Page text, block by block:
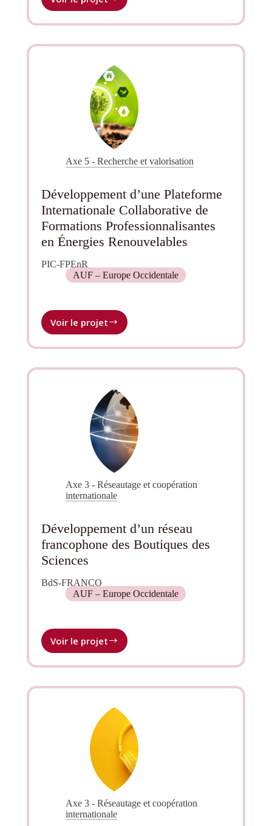
Innovation
pour
africain
des
étudiants
Axe 5 - Recherche et valorisation
Développement d’une Plateforme
Internationale Collaborative de
Formations Professionnalisantes
en Énergies Renouvelables
PIC-FPEnR
AUF – Europe Occidentale
Voir le projetDéveloppement
Plateforme
Formations
Professionnalisantes
en
Énergies
Renouvelables
Axe 3 - Réseautage et coopération
internationale
Développement d’un réseau
francophone des Boutiques des
Sciences
BdS-FRANCO
AUF – Europe Occidentale
Voir le projetDéveloppement
réseau
Boutiques
des
Sciences
Axe 3 - Réseautage et coopération
internationale